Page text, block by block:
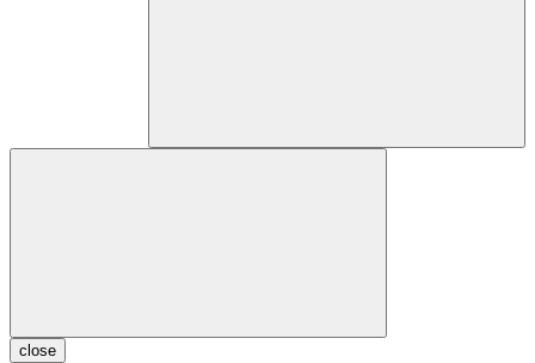
close